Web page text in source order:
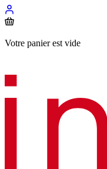
Votre panier est vide